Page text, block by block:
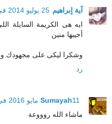
آية إبراهيم 25 يوليو 2014 في 12:35 ص
ايه هى الكريمة السايلة
أجيبها منين
وشكرا ليكى على مجهودك
رد
Sumayah11 مايو 2016 في 5:51 م
ماشاء الله روووعة